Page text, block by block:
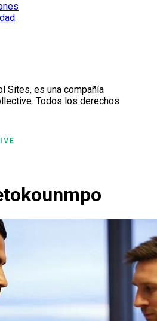
Sites, es una compañía
Todos los derechos